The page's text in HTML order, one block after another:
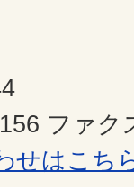
ファク
せはこち